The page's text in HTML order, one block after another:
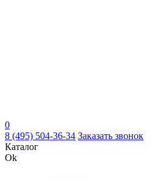
0
8 (495) 504-36-34 Заказать звонок
Каталог
Ok